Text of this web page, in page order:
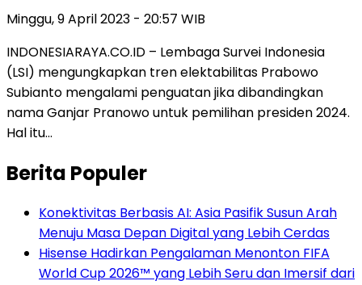
Minggu, 9 April 2023 - 20:57 WIB
INDONESIARAYA.CO.ID – Lembaga Survei Indonesia
(LSI) mengungkapkan tren elektabilitas Prabowo
Subianto mengalami penguatan jika dibandingkan
nama Ganjar Pranowo untuk pemilihan presiden 2024.
Hal itu…
Berita Populer
Konektivitas Berbasis AI: Asia Pasifik Susun Arah
Menuju Masa Depan Digital yang Lebih Cerdas
Hisense Hadirkan Pengalaman Menonton FIFA
World Cup 2026™ yang Lebih Seru dan Imersif dari